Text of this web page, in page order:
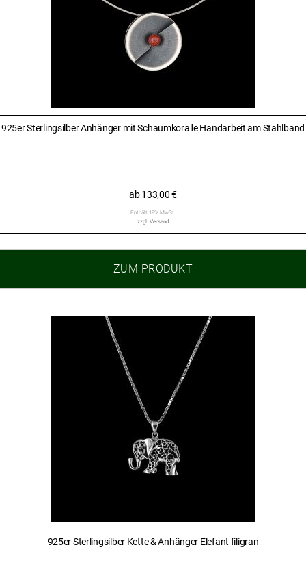
925er Sterlingsilber Anhänger mit Schaumkoralle Handarbeit am Stahlband
ab133,00€
Enthält 19% MwSt.
zzgl. Versand
ZUM PRODUKT
925er Sterlingsilber Kette & Anhänger Elefant filigran